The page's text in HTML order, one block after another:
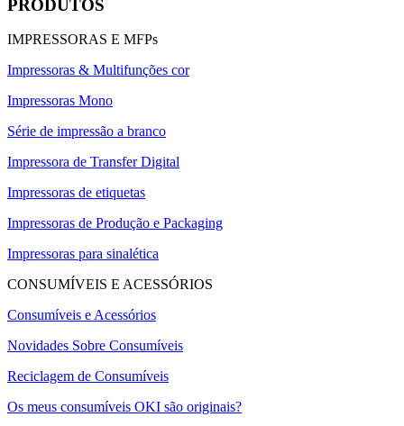
PRODUTOS
IMPRESSORAS E MFPs
Impressoras & Multifunções cor
Impressoras Mono
Série de impressão a branco
Impressora de Transfer Digital
Impressoras de etiquetas
Impressoras de Produção e Packaging
Impressoras para sinalética
CONSUMÍVEIS E ACESSÓRIOS
Consumíveis e Acessórios
Novidades Sobre Consumíveis
Reciclagem de Consumíveis
Os meus consumíveis OKI são originais?